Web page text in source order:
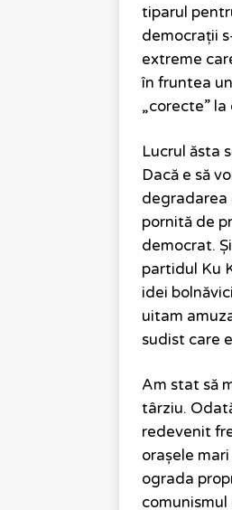
tiparul
democrații
extreme
în fruntea
„corecte”
Lucrul ăsta
Dacă e să
degradarea
pornită de
democrat.
partidul Ku
idei
uitam
sudist care
Am stat să
târziu.
redevenit
orașele
ograda